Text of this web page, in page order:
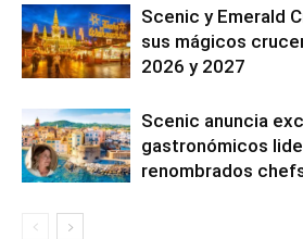
Scenic y Emerald
sus mágicos
2026 y 2027
Scenic anuncia
gastronómicos
renombrados